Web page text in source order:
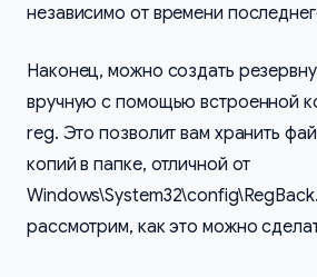
независимо от времени
Наконец, можно создать
вручную с помощью встроенной
reg. Это позволит вам хранить
копий в папке, отличной от
рассмотрим, как это можно